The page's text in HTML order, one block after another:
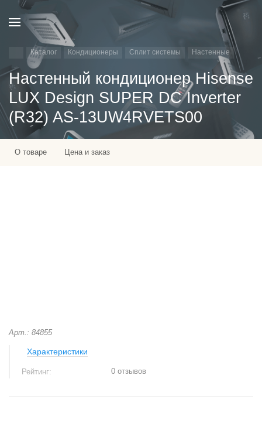
Каталог Кондиционеры Сплит системы Настенные
Настенный кондиционер Hisense
LUX Design SUPER DC Inverter
(R32) AS-13UW4RVETS00
О товаре Цена и заказ
Арт.: 84855
Характеристики
Рейтинг: 0 отзывов